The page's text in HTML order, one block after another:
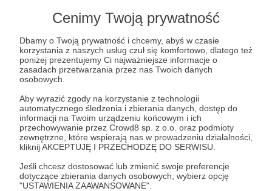
Cenimy Twoją prywatność
Dbamy o Twoją prywatność i chcemy, abyś w czasie
korzystania z naszych usług czuł się komfortowo, dlatego też
poniżej prezentujemy Ci najważniejsze informacje o
zasadach przetwarzania przez nas Twoich danych
osobowych.
Aby wyrazić zgody na korzystanie z technologii
automatycznego śledzenia i zbierania danych, dostęp do
informacji na Twoim urządzeniu końcowym i ich
przechowywanie przez Crowd8 sp. z o.o. oraz podmioty
zewnętrzne, które wspierają nas w prowadzeniu działalności,
kliknij AKCEPTUJĘ I PRZECHODZĘ DO SERWISU.
Jeśli chcesz dostosować lub zmienić swoje preferencje
dotyczące zbierania danych osobowych, wybierz opcję
"USTAWIENIA ZAAWANSOWANE".
nagrań w terenie/na wyjeździe [Rode
Wireless PRO]
0 złz 2 444 zł